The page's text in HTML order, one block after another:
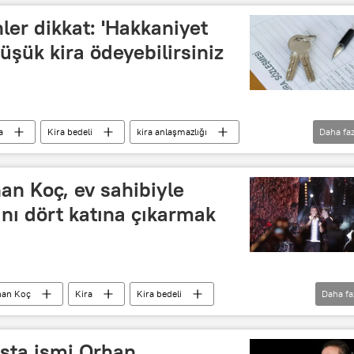
dikkat: 'Hakkaniyet
kira ödeyebilirsiniz
Kira bedeli
kira anlaşmazlığı
ev sahibi hakkaniyet indirimi
Daha
Koç, ev sahibiyle
dört katına çıkarmak
Koç Kira Kira bedeli Daha